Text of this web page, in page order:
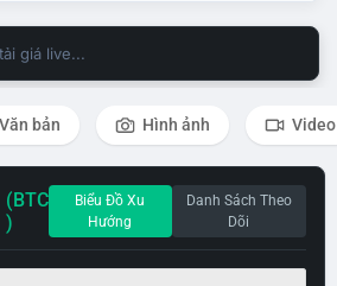
giá live...
Văn bản Hình ảnh Video
(BTC
)
Biểu Đồ Xu
Hướng
Danh Sách Theo
Dõi